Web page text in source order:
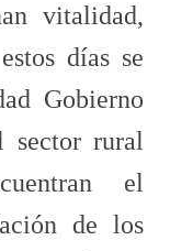
vitalidad,
días se
Gobierno
sector rural
el
de los